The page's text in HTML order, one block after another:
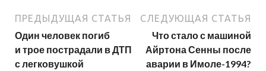
ПРЕДЫДУЩАЯ СТАТЬЯ
Один человек погиб
и трое пострадали в ДТП
с легковушкой
СЛЕДУЮЩАЯ СТАТЬЯ
Что стало с машиной
Айртона Сенны после
аварии в Имоле-1994?